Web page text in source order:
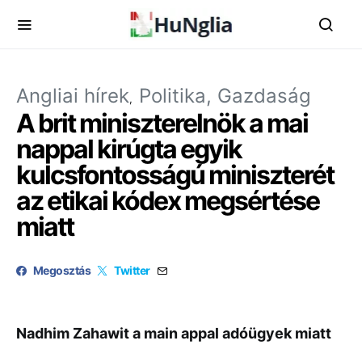
Angliai hírek Politika, Gazdaság
A brit miniszterelnök a mai
nappal kirúgta egyik
kulcsfontosságú miniszterét
az etikai kódex megsértése
miatt
Megosztás Twitter
Nadhim Zahawit a main appal adóügyek miatt